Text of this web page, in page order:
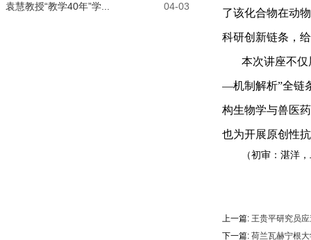
04-03
袁慧教授“教学40年”学...
了该化合物在动
科研创新链条 ，
本次讲座不
—机制解析”全链
构生物学与兽医
也为开展原创性
（初审：湛洋
上一篇: 王贵平研究员
下一篇: 荷兰瓦赫宁根